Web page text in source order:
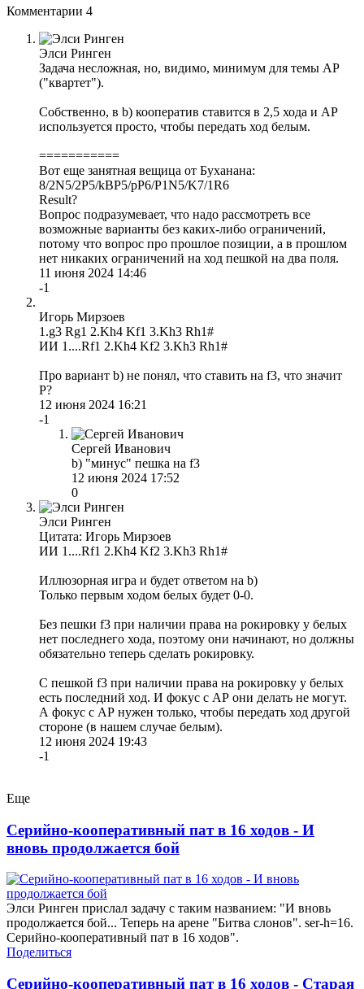
Комментарии 4
Элси Ринген
Задача несложная, но, видимо, минимум для темы АР
("квартет").
Собственно, в b) кооператив ставится в 2,5 хода и АР
используется просто, чтобы передать ход белым.
===========
Вот еще занятная вещица от Буханана:
8/2N5/2P5/kBP5/pP6/P1N5/K7/1R6
Result?
Вопрос подразумевает, что надо рассмотреть все
возможные варианты без каких-либо ограничений,
потому что вопрос про прошлое позиции, а в прошлом
нет никаких ограничений на ход пешкой на два поля.
11 июня 2024 14:46
-1
Игорь Мирзоев
1.g3 Rg1 2.Kh4 Kf1 3.Kh3 Rh1#
ИИ 1....Rf1 2.Kh4 Kf2 3.Kh3 Rh1#
Про вариант b) не понял, что ставить на f3, что значит
Р?
12 июня 2024 16:21
-1
Сергей Иванович
b) "минус" пешка на f3
12 июня 2024 17:52
0
Элси Ринген
Цитата: Игорь Мирзоев
ИИ 1....Rf1 2.Kh4 Kf2 3.Kh3 Rh1#
Иллюзорная игра и будет ответом на b)
Только первым ходом белых будет 0-0.
Без пешки f3 при наличии права на рокировку у белых
нет последнего хода, поэтому они начинают, но должны
обязательно теперь сделать рокировку.
С пешкой f3 при наличии права на рокировку у белых
есть последний ход. И фокус с АР они делать не могут.
А фокус с АР нужен только, чтобы передать ход другой
стороне (в нашем случае белым).
12 июня 2024 19:43
-1
Еще
Серийно-кооперативный пат в 16 ходов - И
вновь продолжается бой
Элси Ринген прислал задачу с таким названием: "И вновь
продолжается бой... Теперь на арене "Битва слонов". ser-h=16.
Серийно-кооперативный пат в 16 ходов".
Поделиться
Серийно-кооперативный пат в 16 ходов - Старая